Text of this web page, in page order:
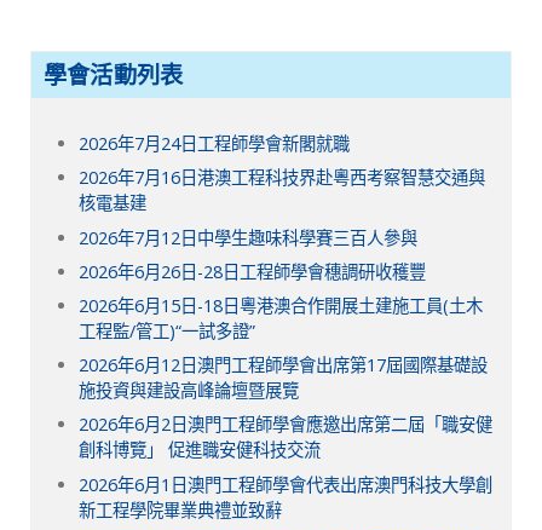
學會活動列表
2026年7月24日工程師學會新閣就職
2026年7月16日港澳工程科技界赴粵西考察智慧交通與
核電基建
2026年7月12日中學生趣味科學賽三百人參與
2026年6月26日-28日工程師學會穗調研收穫豐
2026年6月15日-18日粵港澳合作開展土建施工員(土木
工程監/管工)“一試多證”
2026年6月12日澳門工程師學會出席第17屆國際基礎設
施投資與建設高峰論壇暨展覽
2026年6月2日澳門工程師學會應邀出席第二屆「職安健
創科博覽」 促進職安健科技交流
2026年6月1日澳門工程師學會代表出席澳門科技大學創
新工程學院畢業典禮並致辭